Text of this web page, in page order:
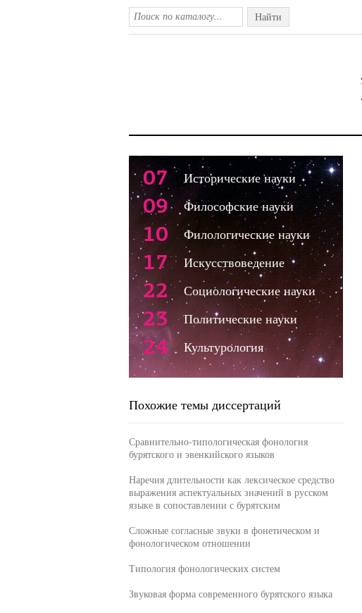
Найти
07 Исторические науки
09 Философские науки
10 Филологические науки
17 Искусствоведение
22 Социологические науки
23 Политические науки
24 Культурология
Похожие темы диссертаций
Сравнительно-типологическая фонология
бурятского и эвенкийского языков
Наречия длительности как лексическое средство
выражения аспектуальных значений в русском
языке в сопоставлении с бурятским
Сложные согласные звуки в фонетическом и
фонологическом отношении
Типология фонологических систем
Звуковая форма современного бурятского языка